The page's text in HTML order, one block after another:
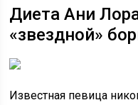
Диета Ани
«звездной»
Известная певица